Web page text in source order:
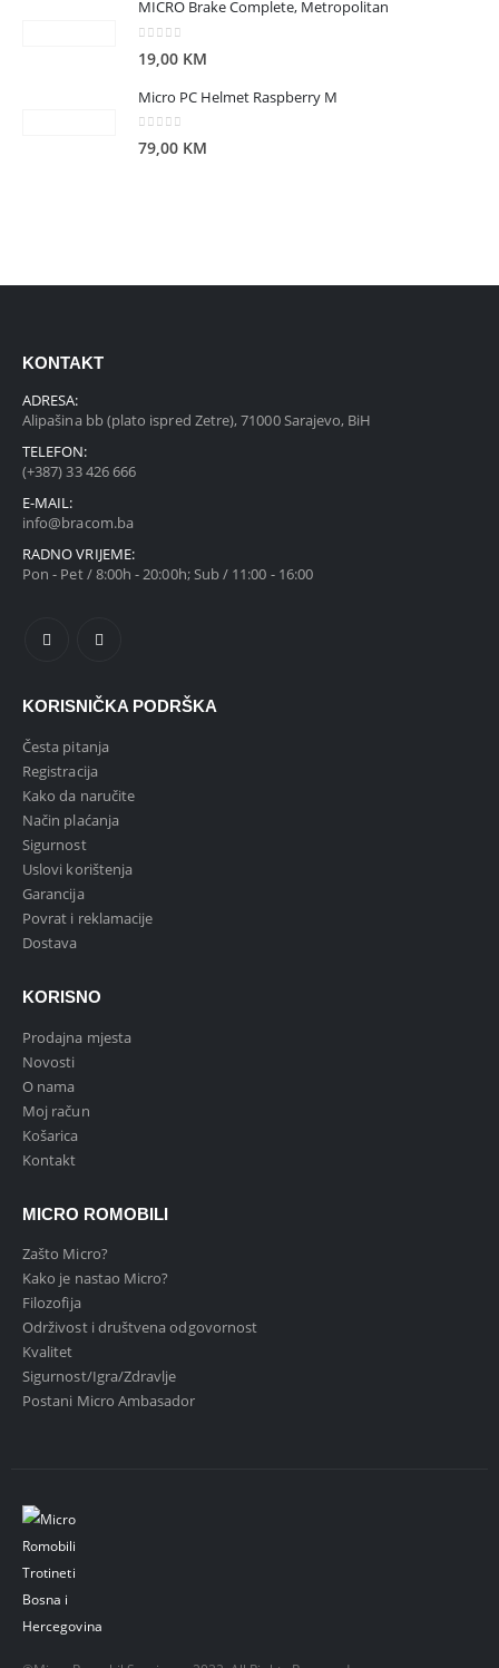
MICRO Brake Complete, Metropolitan
19,00 KM
Micro PC Helmet Raspberry M
0out of 5
79,00 KM
KONTAKT
ADRESA:
Alipašina bb (plato ispred Zetre), 71000 Sarajevo, BiH
TELEFON:
(+387) 33 426 666
E-MAIL:
info@bracom.ba
RADNO VRIJEME:
Pon - Pet / 8:00h - 20:00h; Sub / 11:00 - 16:00
KORISNIČKA PODRŠKA
Česta pitanja
Registracija
Kako da naručite
Način plaćanja
Sigurnost
Uslovi korištenja
Garancija
Povrat i reklamacije
Dostava
KORISNO
Prodajna mjesta
Novosti
O nama
Moj račun
Košarica
Kontakt
MICRO ROMOBILI
Zašto Micro?
Kako je nastao Micro?
Filozofija
Održivost i društvena odgovornost
Kvalitet
Sigurnost/Igra/Zdravlje
Postani Micro Ambasador